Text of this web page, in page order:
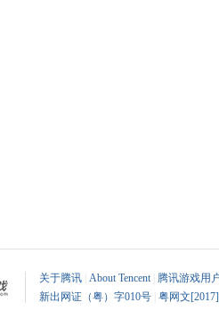
关于腾讯 About Tencent| 腾讯游戏用
新出网证（粤）字010号 粤网文